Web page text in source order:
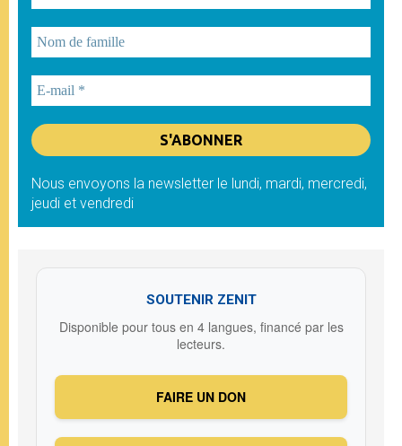
Nous envoyons la newsletter le lundi, mardi, mercredi,
jeudi et vendredi
SOUTENIR ZENIT
Disponible pour tous en 4 langues, financé par les
lecteurs.
FAIRE UN DON